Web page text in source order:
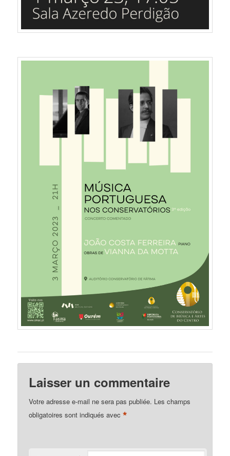
Laisser un commentaire
Votre adresse e-mail ne sera pas publiée. Les champs
obligatoires sont indiqués avec*